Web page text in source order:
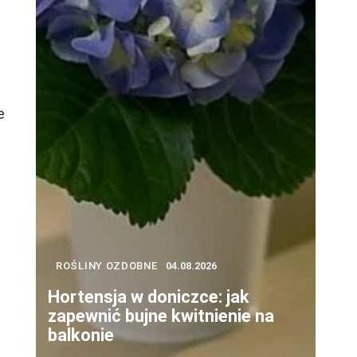
ROŚLINY OZDOBNE 04.08.2026
Hortensja w doniczce: jak
zapewnić bujne kwitnienie na
balkonie